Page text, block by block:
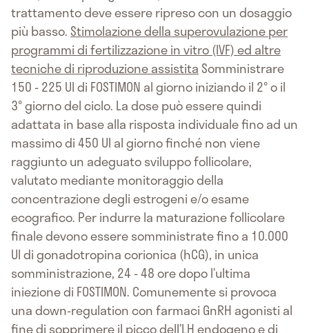
trattamento deve essere ripreso con un dosaggio
più basso. Stimolazione della superovulazione per
programmi di fertilizzazione in vitro (IVF) ed altre
tecniche di riproduzione assistita Somministrare
150 - 225 UI di FOSTIMON al giorno iniziando il 2° o il
3° giorno del ciclo. La dose può essere quindi
adattata in base alla risposta individuale fino ad un
massimo di 450 UI al giorno finché non viene
raggiunto un adeguato sviluppo follicolare,
valutato mediante monitoraggio della
concentrazione degli estrogeni e/o esame
ecografico. Per indurre la maturazione follicolare
finale devono essere somministrate fino a 10.000
UI di gonadotropina corionica (hCG), in unica
somministrazione, 24 - 48 ore dopo l’ultima
iniezione di FOSTIMON. Comunemente si provoca
una down-regulation con farmaci GnRH agonisti al
fine di sopprimere il picco dell’LH endogeno e di